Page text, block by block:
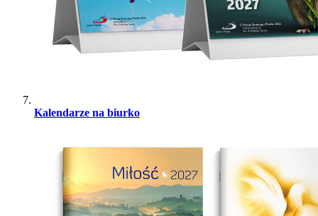
Kalendarze na biurko